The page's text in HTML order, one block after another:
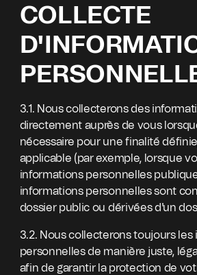
COLLECTE
3.1. Nous collecterons des
directement auprès de vous
nécessaire pour une finalité
applicable (par exemple, lorsque
informations personnelles
informations personnelles sont
dossier public ou dérivées d'un
3.2. Nous collecterons toujours les
personnelles de manière juste,
afin de garantir la protection de